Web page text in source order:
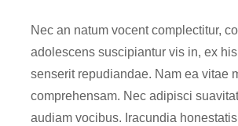
Nec an natum vocent complectitur,
adolescens suscipiantur vis in, ex
senserit repudiandae. Nam ea vitae
comprehensam. Nec adipisci
audiam vocibus. Iracundia